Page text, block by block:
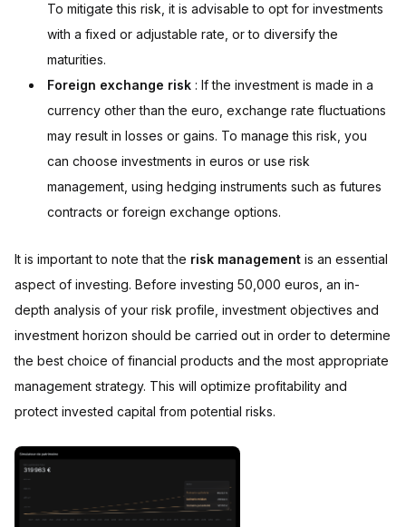
To mitigate this risk, it is advisable to opt for investments
with a fixed or adjustable rate, or to diversify the
maturities.
Foreign exchange risk : If the investment is made in a
currency other than the euro, exchange rate fluctuations
may result in losses or gains. To manage this risk, you
can choose investments in euros or use risk
management, using hedging instruments such as futures
contracts or foreign exchange options.
It is important to note that the risk management is an essential
aspect of investing. Before investing 50,000 euros, an in-
depth analysis of your risk profile, investment objectives and
investment horizon should be carried out in order to determine
the best choice of financial products and the most appropriate
management strategy. This will optimize profitability and
protect invested capital from potential risks.